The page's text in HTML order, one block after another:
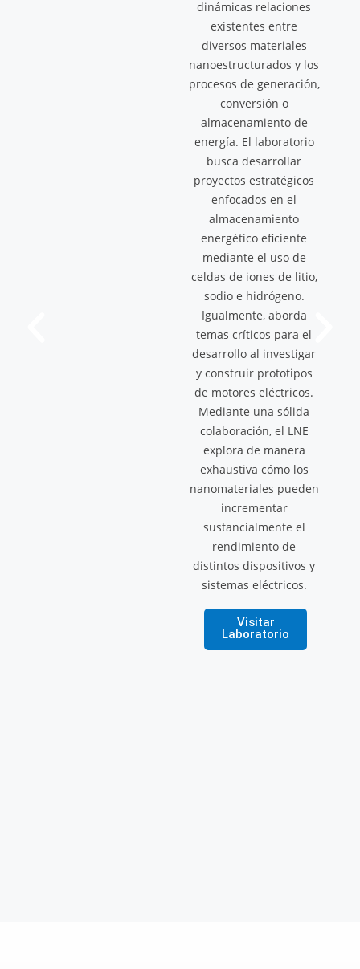
dinámicas relaciones
existentes entre
diversos materiales
nanoestructurados y los
procesos de generación,
conversión o
almacenamiento de
energía. El laboratorio
busca desarrollar
proyectos estratégicos
enfocados en el
almacenamiento
energético eficiente
mediante el uso de
celdas de iones de litio,
sodio e hidrógeno.
Igualmente, aborda
temas críticos para el
desarrollo al investigar
y construir prototipos
de motores eléctricos.
Mediante una sólida
colaboración, el LNE
explora de manera
exhaustiva cómo los
nanomateriales pueden
incrementar
sustancialmente el
rendimiento de
distintos dispositivos y
sistemas eléctricos.
Visitar
Laboratorio